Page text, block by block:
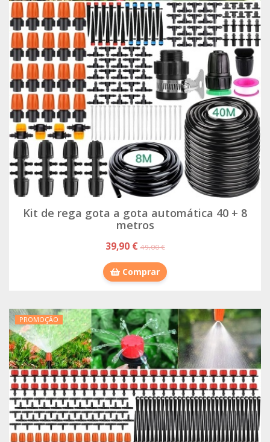
Kit de rega gota a gota automática 40 + 8
metros
39,90 €49,00 €
Comprar
PROMOÇÃO